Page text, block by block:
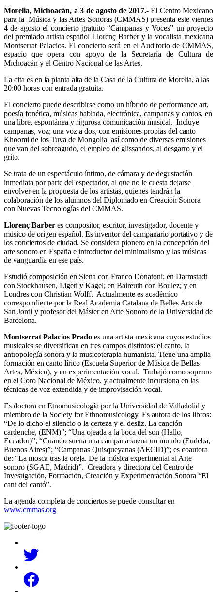
Morelia, Michoacán, a 3 de agosto de 2017.-El Centro Mexicano
para la Música y las Artes Sonoras (CMMAS) presenta este viernes
4 de agosto el concierto gratuito “Campanas y Voces” un proyecto
del premiado artista español Llorenç Barber y la vocalista mexicana
Montserrat Palacios. El concierto será en el Auditorio de CMMAS,
espacio que opera con apoyo de la Secretaría de Cultura de
Michoacán y el Centro Nacional de las Artes.
La cita es en la planta alta de la Casa de la Cultura de Morelia, a las
20:00 horas con entrada gratuita.
El concierto puede describirse como un híbrido de performance art,
poesía fonética, músicas hablada, electrónica, campanas y cantos, en
una libre, espontánea y rigurosa comunicación musical. Incluye
campanas, voz; una voz a dos, con emisiones propias del canto
Khoomi de los Tuva de Mongolia, así como de diversas emisiones
que van del sobreagudo, el empleo de glissandos, al desgarro y el
grito.
Se trata de un espectáculo íntimo, de cámara y de degustación
inmediata por parte del espectador, al que no le cuesta dejarse
envolver en la propuesta de los artistas, quienes tendrán la
colaboración de los alumnos del Diplomado en Creación Sonora
con Nuevas Tecnologías del CMMAS.
Llorenç Barber es compositor, escritor, investigador, docente y
músico de origen español. Es inventor del campanario portativo y de
los conciertos de ciudad. Se considera pionero en la concepción del
arte sonoro en España e introductor del minimalismo y las músicas
de vanguardia en ese país.
Estudió composición en Siena con Franco Donatoni; en Darmstadt
con Stockhausen, Ligeti y Kagel; en Baireuth con Boulez; y en
Londres con Christian Wolff. Actualmente es académico
correspondiente por la Real Academia Catalana de Belles Arts de
San Jordi y profesor del Máster en Arte Sonoro de la Universidad de
Barcelona.
Montserrat Palacios Prado es una artista mexicana cuyos estudios
musicales se diversifican en tres campos distintos: el canto, la
antropología sonora y la musicoterapia humanista. Tiene una amplia
formación en canto lírico (Escuela Superior de Música de Bellas
Artes, México), y en experimentación vocal. Trabajó como soprano
en el Coro Nacional de México, y actualmente incursiona en las
técnicas de voz extendida y de improvisación vocal.
Es doctora en Etnomusicología por la Universidad de Valladolid y
miembro de la Society for Ethnomusicology. Es autora de los libros:
“De lo dicho el silencio o la certeza y el desliz. La canción
cardenche, (ENM)”; “Una ojeada a la boca del son (Hallo,
Ecuador)”; “Cuando suena una campana suena un mundo (Eudeba,
Buenos Aires)”; “Campanas Quisqueyanas (AECID)”; es coautora
de: “La mosca tras la oreja. De la música experimental al Arte
sonoro (SGAE, Madrid)”. Creadora y directora del Centro de
Investigación, Formación, Creación y Experimentación Sonora “El
cant del cantó”.
La agenda completa de conciertos se puede consultar en
www.cmmas.org